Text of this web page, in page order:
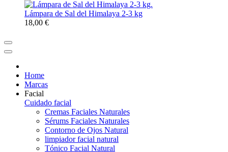
Lámpara de Sal del Himalaya 2-3 kg
18,00 €
Home
Marcas
Facial
Cuidado facial
Cremas Faciales Naturales
Sérums Faciales Naturales
Contorno de Ojos Natural
limpiador facial natural
Tónico Facial Natural